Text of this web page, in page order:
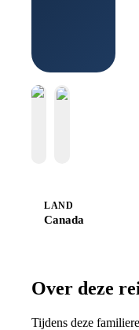
LAND
Canada
Over deze
Tijdens deze